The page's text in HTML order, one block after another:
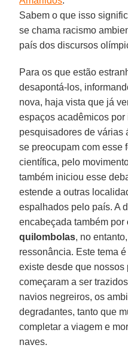
Sabem o que isso
se chama racismo
país dos discursos
Para os que estão
desapontá-los,
nova, haja vista que já
espaços acadêmicos
pesquisadores de várias
se preocupam com esse
científica, pelo
também iniciou esse
estende a outras
espalhados pelo país. A
encabeçada também por
quilombolas, no
ressonância. Este tema
existe desde que
começaram a ser
navios negreiros, os
degradantes, tanto que
completar a viagem e
naves.